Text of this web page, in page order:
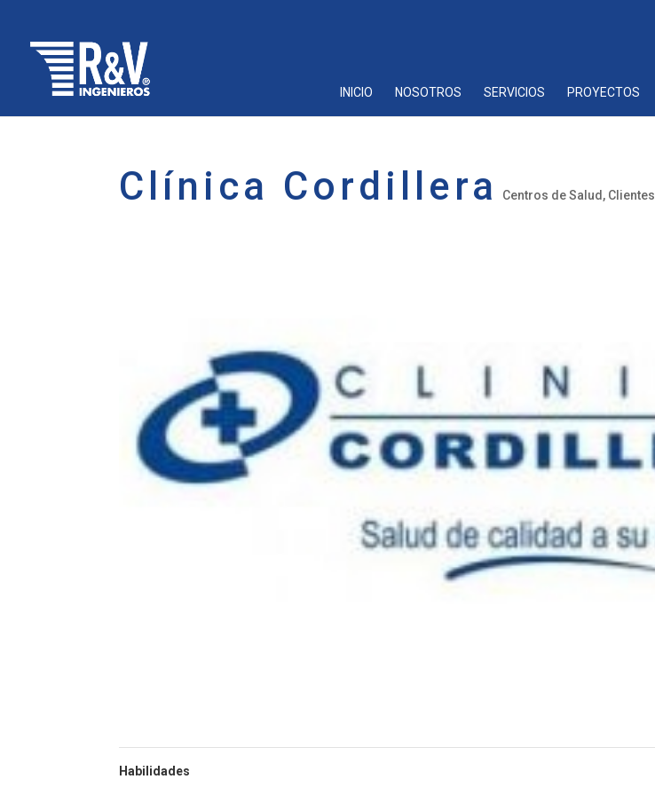
INICIO NOSOTROS SERVICIOS PROYECTOS
Clínica Cordillera Centros de Salud , Clientes
Habilidades